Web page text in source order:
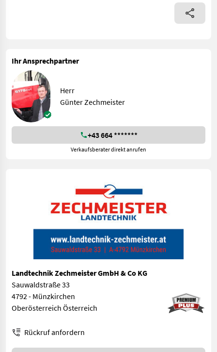
Ihr Ansprechpartner
Herr
Günter Zechmeister
+43 664 *******
Verkaufsberater direkt anrufen
Landtechnik Zechmeister GmbH & Co KG
Sauwaldstraße 33
4792 - Münzkirchen
Oberösterreich Österreich
Rückruf anfordern